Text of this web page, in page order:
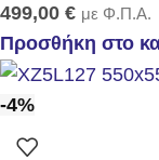
499,00 € με Φ.Π.Α.
Προσθήκη στο
-4%